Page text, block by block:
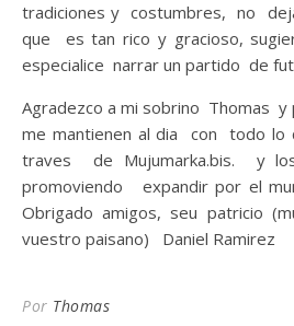
tradiciones y costumbres, no
que es tan rico y gracioso,
especialice narrar un partido de
Agradezco a mi sobrino Thomas y
me mantienen al dia con todo lo
traves de Mujumarka.bis. y
promoviendo expandir por el
Obrigado amigos, seu patricio
vuestro paisano) Daniel Ramirez
Por Thomas